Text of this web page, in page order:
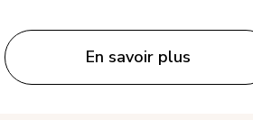
En savoir plus